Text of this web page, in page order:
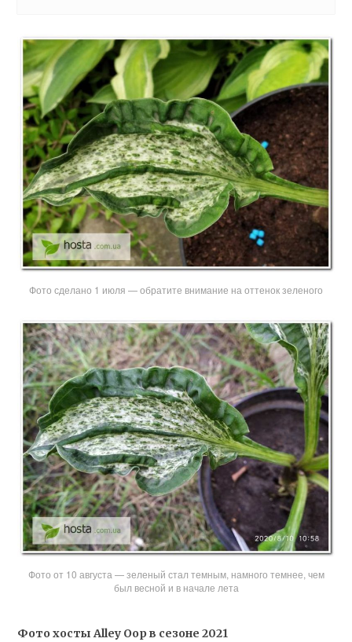
Фото сделано 1 июля — обратите внимание на оттенок зеленого
Фото от 10 августа — зеленый стал темным, намного темнее, чем
был весной и в начале лета
Фото хосты Alley Oop в сезоне 2021